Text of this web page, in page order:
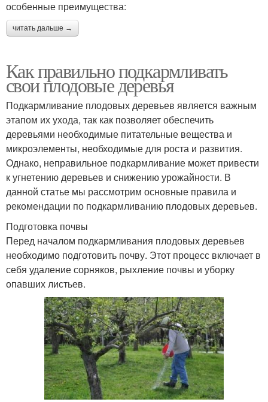
особенные преимущества:
читать дальше →
Как правильно подкармливать
свои плодовые деревья
Подкармливание плодовых деревьев является важным
этапом их ухода, так как позволяет обеспечить
деревьями необходимые питательные вещества и
микроэлементы, необходимые для роста и развития.
Однако, неправильное подкармливание может привести
к угнетению деревьев и снижению урожайности. В
данной статье мы рассмотрим основные правила и
рекомендации по подкармливанию плодовых деревьев.
Подготовка почвы
Перед началом подкармливания плодовых деревьев
необходимо подготовить почву. Этот процесс включает в
себя удаление сорняков, рыхление почвы и уборку
опавших листьев.